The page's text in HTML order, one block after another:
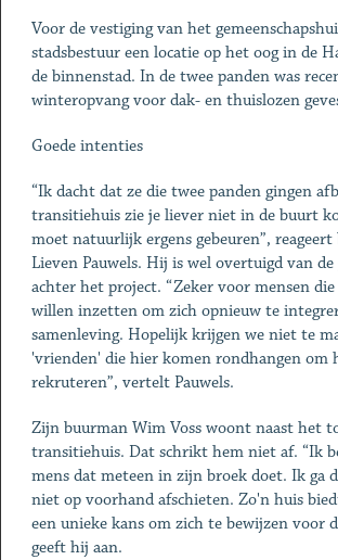
Voor de vestiging van het
stadsbestuur een locatie op het oog in de
de binnenstad. In de twee panden was
winteropvang voor dak- en thuislozen
Goede intenties
“Ik dacht dat ze die twee panden gingen
transitiehuis zie je liever niet in de buurt
moet natuurlijk ergens gebeuren”,
Lieven Pauwels. Hij is wel overtuigd van
achter het project. “Zeker voor mensen
willen inzetten om zich opnieuw te
samenleving. Hopelijk krijgen we niet te
'vrienden' die hier komen rondhangen om
rekruteren”, vertelt Pauwels.
Zijn buurman Wim Voss woont naast het
transitiehuis. Dat schrikt hem niet af. “Ik
mens dat meteen in zijn broek doet. Ik ga
niet op voorhand afschieten. Zo'n huis
een unieke kans om zich te bewijzen voor
geeft hij aan.